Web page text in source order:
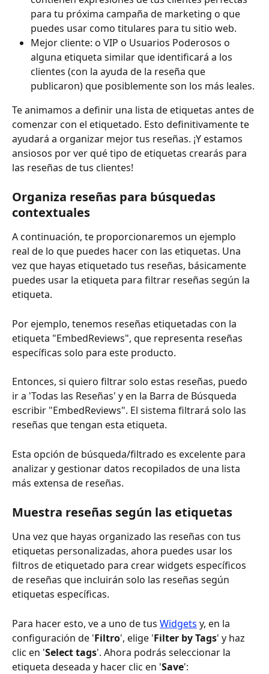
para tu próxima campaña de marketing o que
puedes usar como titulares para tu sitio web.
Mejor cliente: o VIP o Usuarios Poderosos o
alguna etiqueta similar que identificará a los
clientes (con la ayuda de la reseña que
publicaron) que posiblemente son los más leales.
Te animamos a definir una lista de etiquetas antes de
comenzar con el etiquetado. Esto definitivamente te
ayudará a organizar mejor tus reseñas. ¡Y estamos
ansiosos por ver qué tipo de etiquetas crearás para
las reseñas de tus clientes!
Organiza reseñas para búsquedas
contextuales
A continuación, te proporcionaremos un ejemplo
real de lo que puedes hacer con las etiquetas. Una
vez que hayas etiquetado tus reseñas, básicamente
puedes usar la etiqueta para filtrar reseñas según la
etiqueta.
Por ejemplo, tenemos reseñas etiquetadas con la
etiqueta "EmbedReviews", que representa reseñas
específicas solo para este producto.
Entonces, si quiero filtrar solo estas reseñas, puedo
ir a 'Todas las Reseñas' y en la Barra de Búsqueda
escribir "EmbedReviews". El sistema filtrará solo las
reseñas que tengan esta etiqueta.
Esta opción de búsqueda/filtrado es excelente para
analizar y gestionar datos recopilados de una lista
más extensa de reseñas.
Muestra reseñas según las etiquetas
Una vez que hayas organizado las reseñas con tus
etiquetas personalizadas, ahora puedes usar los
filtros de etiquetado para crear widgets específicos
de reseñas que incluirán solo las reseñas según
etiquetas específicas.
Para hacer esto, ve a uno de tus Widgets y, en la
configuración de 'Filtro', elige 'Filter by Tags' y haz
clic en 'Select tags'. Ahora podrás seleccionar la
etiqueta deseada y hacer clic en 'Save':